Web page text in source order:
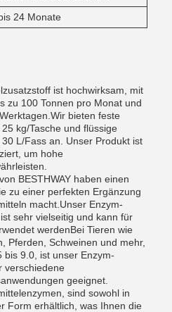
24 Monate
ist hochwirksam, mit
zu 100 Tonnen pro Monat und
bieten feste
kg/Tasche und flüssige
L/Fass an. Unser Produkt ist
um hohe
BESTHWAY haben einen
zu einer perfekten Ergänzung
macht.Unser Enzym-
sehr vielseitig und kann für
werdenBei Tieren wie
Pferden, Schweinen und mehr,
bis 9.0, ist unser Enzym-
verschiedene
geeignet.
sind sowohl in
Form erhältlich, was Ihnen die